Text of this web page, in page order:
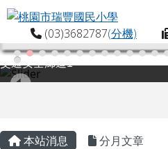
跳至主內容區
桃園市瑞豐國民小學
(03)3682787(分機)
交通安全廊道1
主內容區域
本站消息 分月文章
頁尾區域